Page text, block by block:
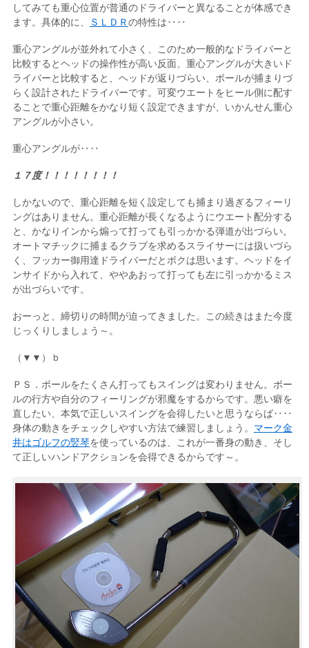
してみても重心位置が普通のドライバーと異なることが体感でき
ます。具体的に、
ＳＬＤＲの特性は‥‥
重心アングルが並外れて小さく、このため一般的なドライバーと
比較するとヘッドの操作性が高い反面、重心アングルが大きいド
ライバーと比較すると、ヘッドが返りづらい、ボールが捕まりづ
らく設計されたドライバーです。可変ウエートをヒール側に配す
ることで重心距離をかなり短く設定できますが、いかんせん重心
アングルが小さい。
重心アングルが‥‥
１７度！！！！！！！！
しかないので、重心距離を短く設定しても捕まり過ぎるフィーリ
ングはありません。重心距離が長くなるようにウエート配分する
と、かなりインから煽って打っても引っかかる弾道が出づらい。
オートマチックに捕まるクラブを求めるスライサーには扱いづら
く、フッカー御用達ドライバーだとボクは思います。ヘッドをイ
ンサイドから入れて、ややあおって打っても左に引っかかるミス
が出づらいです。
おーっと、締切りの時間が迫ってきました。この続きはまた今度
じっくりしましょう～。
（▼▼）ｂ
ＰＳ．ボールをたくさん打ってもスイングは変わりません。ボー
ルの行方や自分のフィーリングが邪魔をするからです。悪い癖を
直したい、本気で正しいスイングを会得したいと思うならば‥‥
身体の動きをチェックしやすい方法で練習しましょう。 マーク金
井はゴルフの竪琴を使っているのは、これが一番身の動き、そし
て正しいハンドアクションを会得できるからです～。